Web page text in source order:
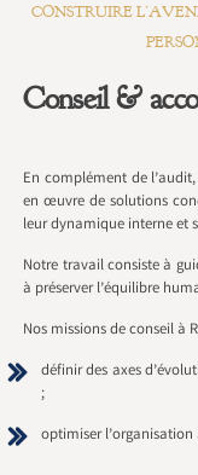
CONSTRUIRE
Conseil &
En complément de
en œuvre de solutions
leur dynamique interne et
Notre travail consiste à
à préserver l’équilibre
Nos missions de conseil à
définir des axes
;
optimiser